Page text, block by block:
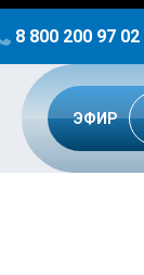
8 800 200 97 02
ЭФИР